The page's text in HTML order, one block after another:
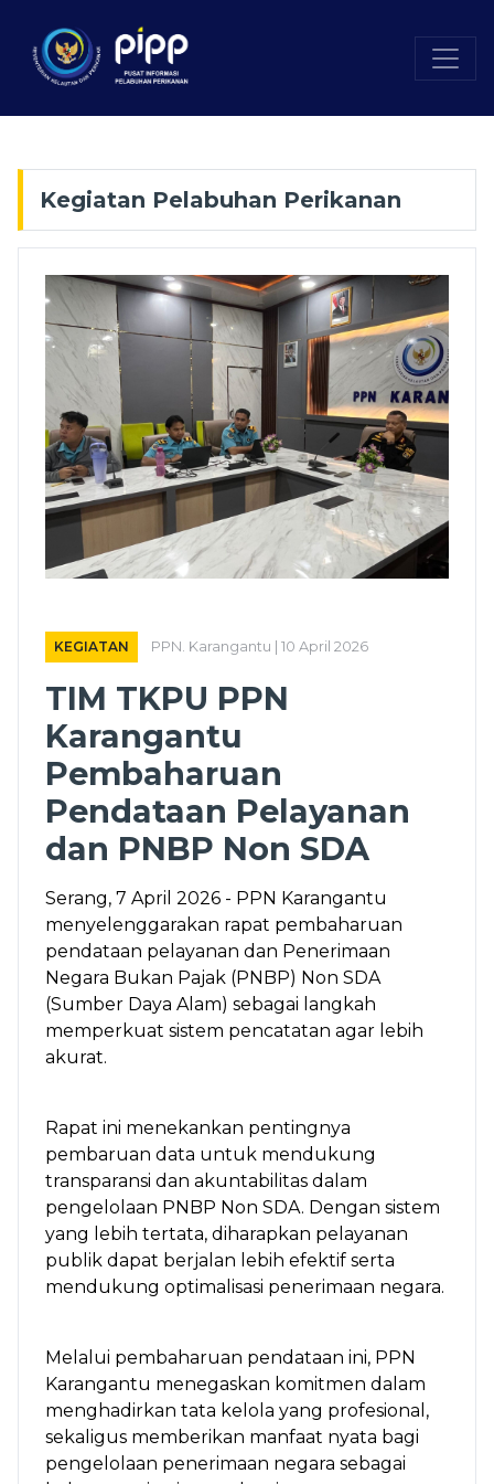
Kegiatan Pelabuhan Perikanan
KEGIATAN PPN. Karangantu | 10 April 2026
TIM TKPU PPN
Karangantu
Pembaharuan
Pendataan Pelayanan
dan PNBP Non SDA
Serang, 7 April 2026 - PPN Karangantu
menyelenggarakan rapat pembaharuan
pendataan pelayanan dan Penerimaan
Negara Bukan Pajak (PNBP) Non SDA
(Sumber Daya Alam) sebagai langkah
memperkuat sistem pencatatan agar lebih
akurat.
Rapat ini menekankan pentingnya
pembaruan data untuk mendukung
transparansi dan akuntabilitas dalam
pengelolaan PNBP Non SDA. Dengan sistem
yang lebih tertata, diharapkan pelayanan
publik dapat berjalan lebih efektif serta
mendukung optimalisasi penerimaan negara.
Melalui pembaharuan pendataan ini, PPN
Karangantu menegaskan komitmen dalam
menghadirkan tata kelola yang profesional,
sekaligus memberikan manfaat nyata bagi
pengelolaan penerimaan negara sebagai